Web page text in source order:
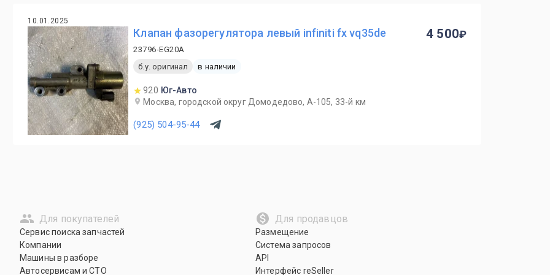
10.01.2025
Клапан фазорегулятора левый infiniti fx vq35de
23796-EG20A
б.у. оригинал
в наличии
920 Юг-Авто
Москва, городской округ Домодедово, А-105, 33-й км
(925) 504-95-44
4 500
Для покупателей
Сервис поиска запчастей
Компании
Машины в разборе
Автосервисам и СТО
Для продавцов
Размещение
Система запросов
API
Интерфейс reSeller